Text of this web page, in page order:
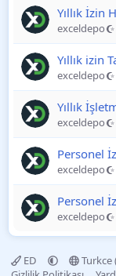
Yıllık İzin
exceldepo
Yıllık izin
exceldepo
Yıllık
exceldepo
Personel
exceldepo
Personel
exceldepo
ED Turkce